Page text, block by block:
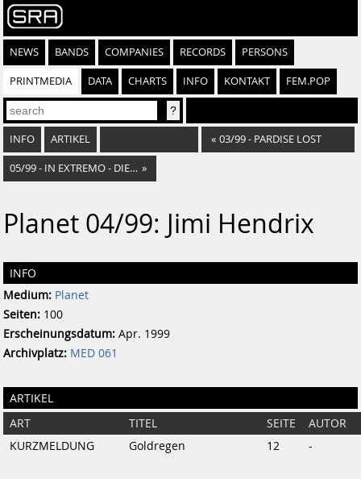
NEWS BANDS COMPANIES RECORDS PERSONS
PRINTMEDIA DATA CHARTS INFO KONTAKT FEM.POP
INFO ARTIKEL « 03/99 - PARDISE LOST
05/99 - IN EXTREMO - DIE SPIELLEUTE SIND IN DER STADT »
Planet 04/99: Jimi Hendrix
INFO
Medium: Planet
Seiten: 100
Erscheinungsdatum: Apr. 1999
Archivplatz: MED 061
ARTIKEL
ART TITEL SEITE
AUTOR
KURZMELDUNG
Goldregen 12 -